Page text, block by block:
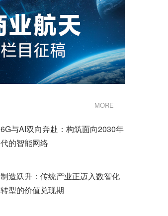
MORE
6G与AI双向奔赴：构筑面向2030年
代的智能网络
制造跃升：传统产业正迈入数智化
转型的价值兑现期